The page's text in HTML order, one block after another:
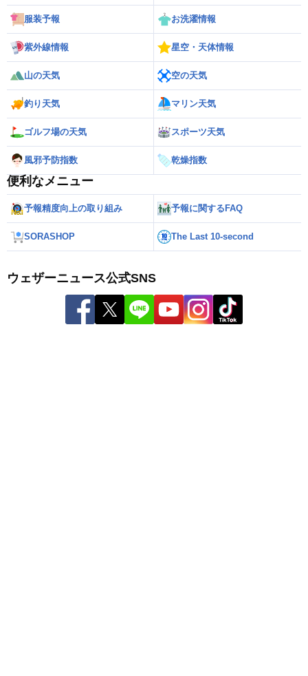
服装予報 お洗濯情報
紫外線情報 星空・天体情報
山の天気 空の天気
釣り天気 マリン天気
ゴルフ場の天気 スポーツ天気
風邪予防指数 乾燥指数
便利なメニュー
予報精度向上の取り組み 予報に関するFAQ
SORASHOP The Last 10-second
ウェザーニュース公式SNS